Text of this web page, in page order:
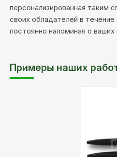
персонализированная таким
своих обладателей в
постоянно напоминая о
Примеры наших
печать
сторон